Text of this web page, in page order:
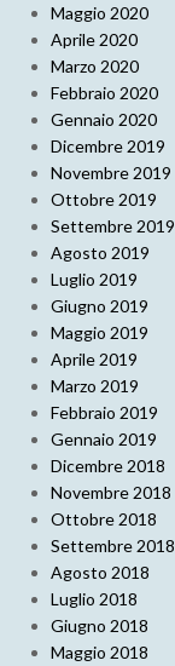
Maggio 2020
Aprile 2020
Marzo 2020
Febbraio 2020
Gennaio 2020
Dicembre 2019
Novembre 2019
Ottobre 2019
Settembre 2019
Agosto 2019
Luglio 2019
Giugno 2019
Maggio 2019
Aprile 2019
Marzo 2019
Febbraio 2019
Gennaio 2019
Dicembre 2018
Novembre 2018
Ottobre 2018
Settembre 2018
Agosto 2018
Luglio 2018
Giugno 2018
Maggio 2018